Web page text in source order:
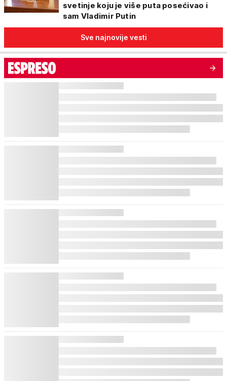
svetinje koju je više puta posećivao i
sam Vladimir Putin
Sve najnovije vesti